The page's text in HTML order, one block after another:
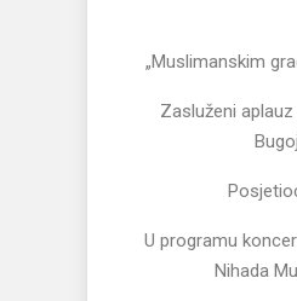
„Muslimanskim
Zasluženi
U programu
Nihada